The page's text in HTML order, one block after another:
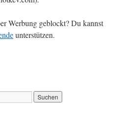
Werbung geblockt? Du kannst
unterstützen.